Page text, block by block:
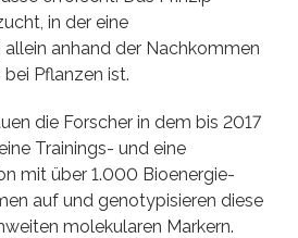
in der eine
anhand der Nachkommen
Pflanzen ist.
die Forscher in dem bis 2017
Trainings- und eine
mit über 1.000 Bioenergie-
auf und genotypisieren diese
molekularen Markern.